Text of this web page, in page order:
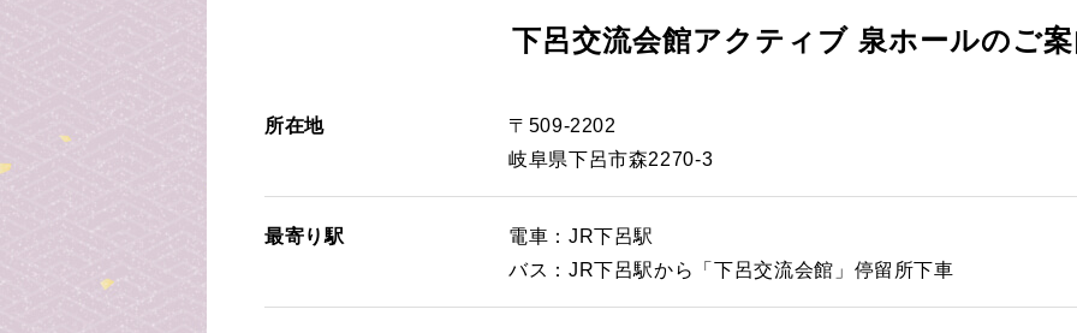
下呂交流会館アクティブ 泉ホールのご
所在地
〒509-2202
岐阜県下呂市森2270-3
最寄り駅
電車：JR下呂駅
バス：JR下呂駅から「下呂交流会館」停留所下車